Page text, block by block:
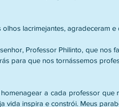
lacrimejantes, agradeceram
Professor Philinto, que nos
para que nos tornássemos
a cada professor
vida inspira e constrói. Meus